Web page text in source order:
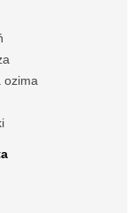
ozima